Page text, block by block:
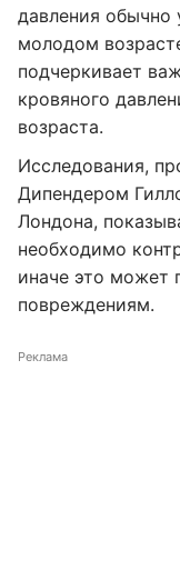
давления обычно
молодом
подчеркивает
кровяного
возраста.
Исследования,
Дипендером
Лондона,
необходимо
иначе это может
повреждениям.
Реклама